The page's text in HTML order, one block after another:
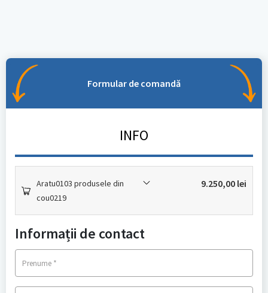
Formular de comandă
INFO
Aratu0103 produsele din
cou0219
9.250,00 lei
Informații de contact
Prenume *